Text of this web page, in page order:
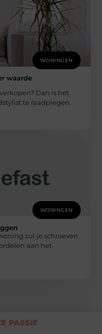
WONINGEN
waarde
Dan is het
te raadplegen.
WONINGEN
zul je schroeven
aan het
PASSIE